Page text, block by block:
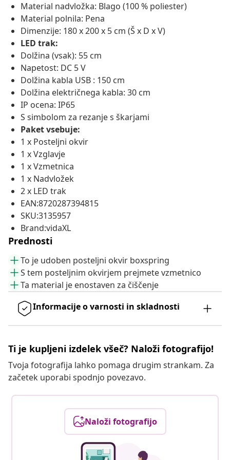
Material nadvložka: Blago (100 % poliester)
Material polnila: Pena
Dimenzije: 180 x 200 x 5 cm (Š x D x V)
LED trak:
Dolžina (vsak): 55 cm
Napetost: DC 5 V
Dolžina kabla USB : 150 cm
Dolžina električnega kabla: 30 cm
IP ocena: IP65
S simbolom za rezanje s škarjami
Paket vsebuje:
1 x Posteljni okvir
1 x Vzglavje
1 x Vzmetnica
1 x Nadvložek
2 x LED trak
EAN:8720287394815
SKU:3135957
Brand:vidaXL
Prednosti
To je udoben posteljni okvir boxspring
S tem posteljnim okvirjem prejmete vzmetnico
Ta material je enostaven za čiščenje
Informacije o varnosti in skladnosti
Ti je kupljeni izdelek všeč? Naloži fotografijo!
Tvoja fotografija lahko pomaga drugim strankam. Za
začetek uporabi spodnjo povezavo.
Naloži fotografijo